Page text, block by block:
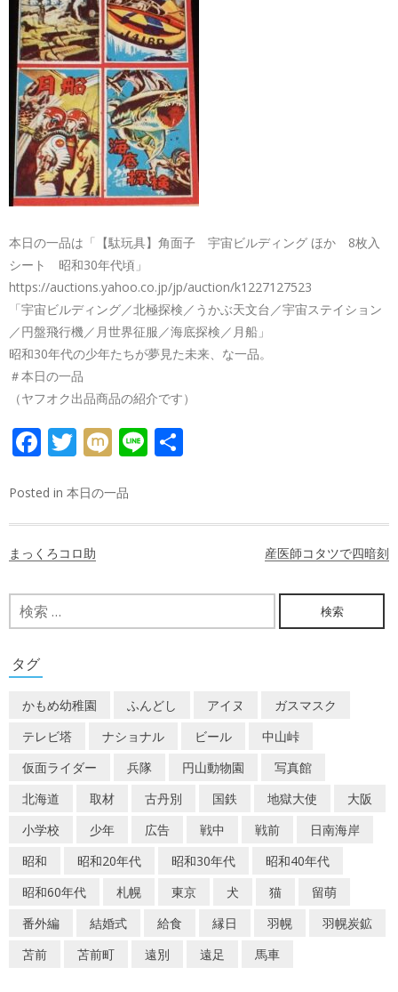
本日の一品は「【駄玩具】角面子 宇宙ビルディング ほか 8枚入
シート 昭和30年代頃」
https://auctions.yahoo.co.jp/jp/auction/k1227127523
「宇宙ビルディング／北極探検／うかぶ天文台／宇宙ステイション
／円盤飛行機／月世界征服／海底探検／月船」
昭和30年代の少年たちが夢見た未来、な一品。
＃本日の一品
（ヤフオク出品商品の紹介です）
FACEBOOK
TWITTER
MIXILINE
Posted in 本日の一品
稿
ナ
ビ
ゲ
ー
シ
ョ
ン
まっくろコロ助 産医師コタツで四暗刻
検
索:
タグ
かもめ幼稚園 ふんどし アイヌ
ガスマスク
テレビ塔
ナショナル ビール
中山峠
仮面ライダー
兵隊 円山動物園
写真館
北海道
取材 古丹別 国鉄 地獄大使
大阪
小学校
少年 広告 戦中 戦前
日南海岸
昭和
昭和20年代 昭和30年代
昭和40年代
昭和60年代
札幌 東京 犬 猫
留萌
番外編
結婚式 給食 縁日 羽幌
羽幌炭鉱
苫前
苫前町 遠別 遠足 馬車